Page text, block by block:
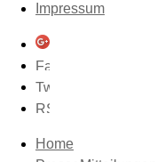
Impressum
Home